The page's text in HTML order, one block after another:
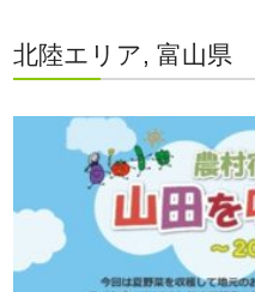
北陸エリア, 富山県